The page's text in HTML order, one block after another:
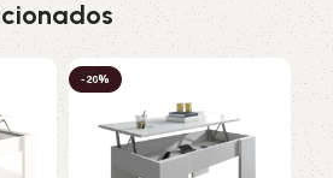
-20% -